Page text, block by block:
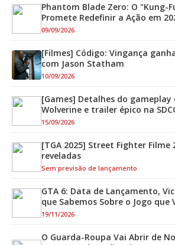
Phantom Blade Zero: O "Kung-
Promete Redefinir a Ação em
09/09/2026
[Filmes] Código: Vingança
com Jason Statham
10/09/2026
[Games] Detalhes do gameplay
Wolverine e trailer épico na
15/09/2026
[TGA 2025] Street Fighter Filme
reveladas
Sem previsão de lançamento
GTA 6: Data de Lançamento,
que Sabemos Sobre o Jogo que
19/11/2026
O Guarda-Roupa Vai Abrir de